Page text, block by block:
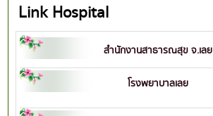
Link Hospital
สำนักงานสาธารณสุข จ.เลย
โรงพยาบาลเลย